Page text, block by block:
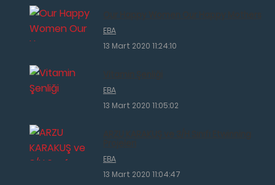
EBA
13 Mart 2020 11:24:10
EBA
13 Mart 2020 11:05:02
EBA
13 Mart 2020 11:04:47